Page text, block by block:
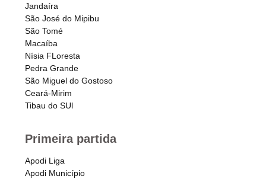
Jandaíra
São José do Mipibu
São Tomé
Macaíba
Nísia FLoresta
Pedra Grande
São Miguel do Gostoso
Ceará-Mirim
Tibau do SUl
Primeira partida
Apodi Liga
Apodi Município